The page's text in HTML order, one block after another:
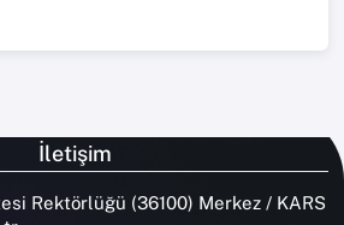
İletişim
Rektörlüğü (36100) Merkez / KARS